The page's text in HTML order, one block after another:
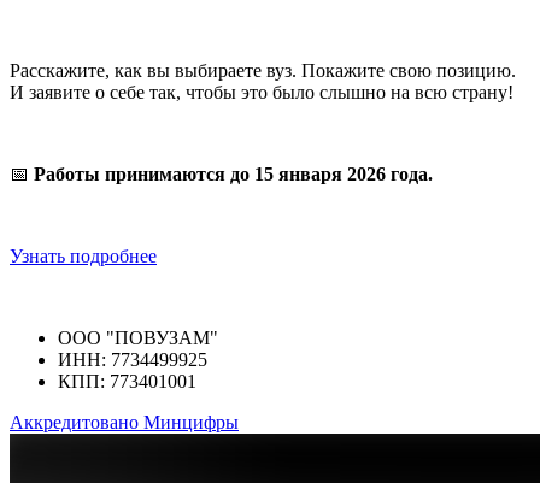
Расскажите, как вы выбираете вуз. Покажите свою позицию.
И заявите о себе так, чтобы это было слышно на всю страну!
📅 Работы принимаются до 15 января 2026 года.
Узнать подробнее
ООО "ПОВУЗАМ"
ИНН: 7734499925
КПП: 773401001
Аккредитовано Минцифры